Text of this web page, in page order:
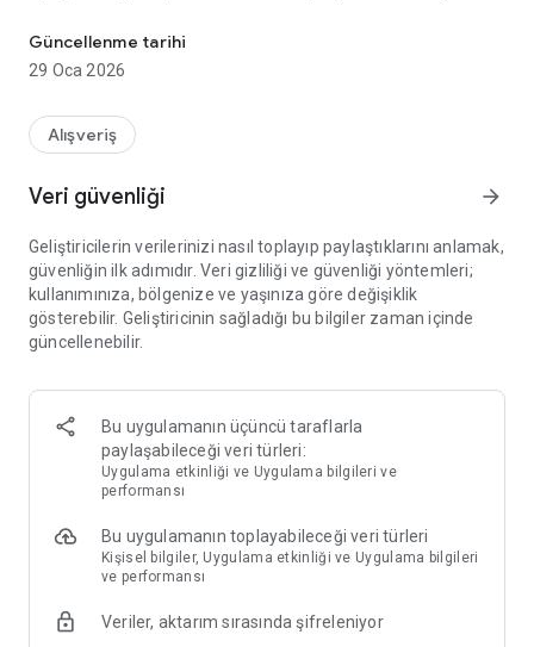
Kahramanmaraş’ın vergi rekortmeni olan ve 100’e yakın
ülkeye yaklaşık 200 milyon dolarlık ihracat gerçekleştirerek,
alıyor. Ar-Ge çalışmalarına da büyük önem veren Kipaş
Holding, bu alanda da ilk 250 şirket arasında yer almaktadır.
Güncellenme tarihi
29 Oca 2026
Alışveriş
Veri güvenliği arrow_forward
Geliştiricilerin verilerinizi nasıl toplayıp paylaştıklarını anlamak,
güvenliğin ilk adımıdır. Veri gizliliği ve güvenliği yöntemleri;
kullanımınıza, bölgenize ve yaşınıza göre değişiklik
gösterebilir. Geliştiricinin sağladığı bu bilgiler zaman içinde
güncellenebilir.
Bu uygulamanın üçüncü taraflarla
paylaşabileceği veri türleri:
Uygulama etkinliği ve Uygulama bilgileri ve
performansı
Bu uygulamanın toplayabileceği veri türleri
Kişisel bilgiler, Uygulama etkinliği ve Uygulama bilgileri
ve performansı
Veriler, aktarım sırasında şifreleniyor